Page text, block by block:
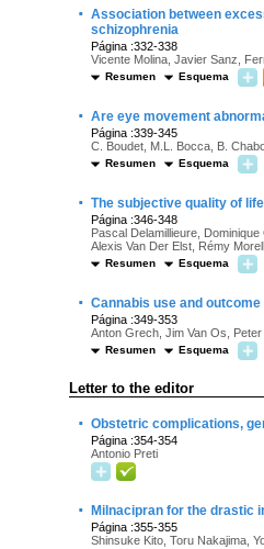
· Association between
schizophrenia
Página :332-338
Vicente Molina, Javier Sanz,
Resumen Esquema
· Are eye movement
Página :339-345
C. Boudet, M.L. Bocca, B.
Resumen Esquema
· The subjective quality of
Página :346-348
Pascal Delamillieure,
Alexis Van Der Elst, Rémy
Resumen Esquema
· Cannabis use and
Página :349-353
Anton Grech, Jim Van Os,
Resumen Esquema
Letter to the editor
· Obstetric complications,
Página :354-354
Antonio Preti
· Milnacipran for the drastic
Página :355-355
Shinsuke Kito, Toru Nakajima,